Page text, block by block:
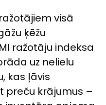
visā
ķēžu
ražotāju indeksa
uz nelielu
kas ļāvis
preču krājumus –